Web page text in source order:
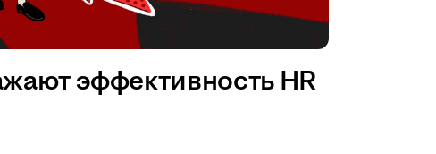
эффективность HR